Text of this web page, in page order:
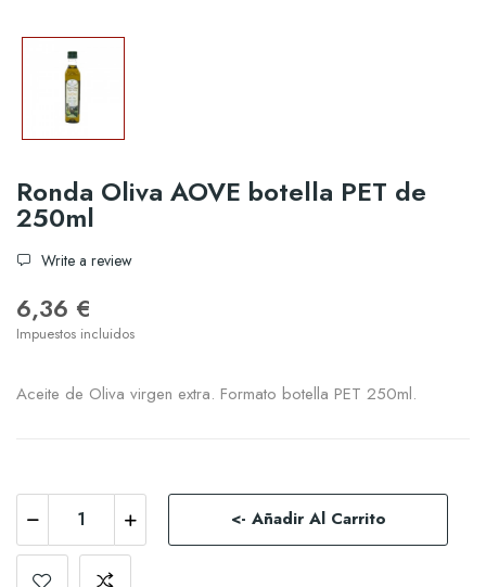
Ronda Oliva AOVE botella PET de
250ml
Write a review
6,36 €
Impuestos incluidos
Aceite de Oliva virgen extra. Formato botella PET 250ml.
<- Añadir Al Carrito